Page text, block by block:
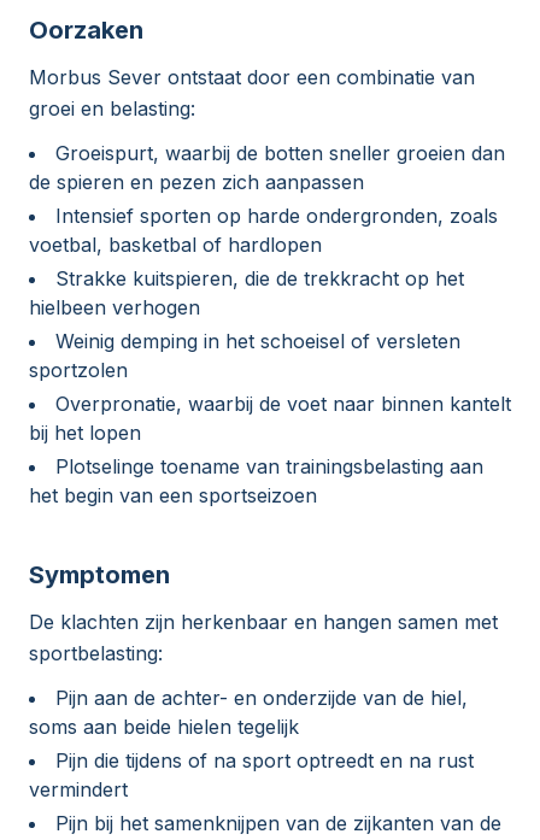
Oorzaken
Morbus Sever ontstaat door een combinatie van
groei en belasting:
Groeispurt, waarbij de botten sneller groeien dan
de spieren en pezen zich aanpassen
Intensief sporten op harde ondergronden, zoals
voetbal, basketbal of hardlopen
Strakke kuitspieren, die de trekkracht op het
hielbeen verhogen
Weinig demping in het schoeisel of versleten
sportzolen
Overpronatie, waarbij de voet naar binnen kantelt
bij het lopen
Plotselinge toename van trainingsbelasting aan
het begin van een sportseizoen
Symptomen
De klachten zijn herkenbaar en hangen samen met
sportbelasting:
Pijn aan de achter- en onderzijde van de hiel,
soms aan beide hielen tegelijk
Pijn die tijdens of na sport optreedt en na rust
vermindert
Pijn bij het samenknijpen van de zijkanten van de